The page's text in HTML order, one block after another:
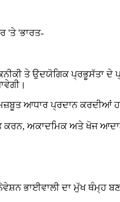
'ਤੇ 'ਭਾਰਤ-
ਤੇ ਉਦਯੋਗਿਕ ਪ੍ਰਭੂਸੱਤਾ ਦੇ
ਮਜ਼ਬੂਤ ਆਧਾਰ ਪ੍ਰਦਾਨ
ਕਰਨ, ਅਕਾਦਮਿਕ ਅਤੇ ਖੋਜ
ਭਾਈਵਾਲੀ ਦਾ ਮੁੱਖ ਥੰਮ੍ਹ